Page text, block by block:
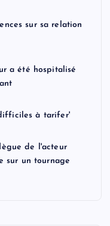
sur sa relation
a été hospitalisé
à tarifer'
de l'acteur
sur un tournage